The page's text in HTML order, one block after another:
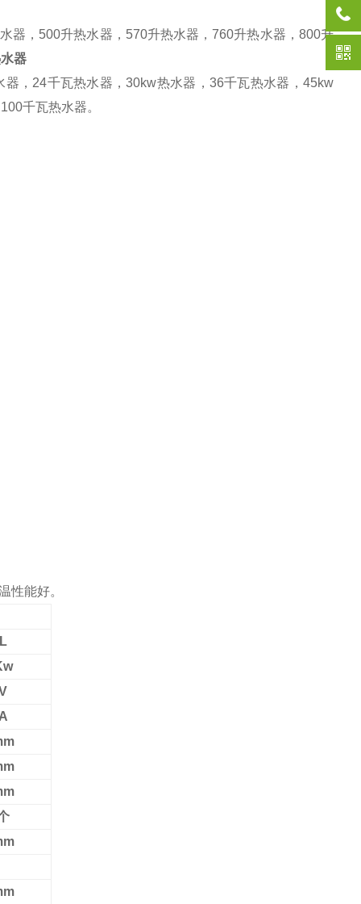
器，500升热水器，570升热水器，760升热水器，800升
器
，24千瓦热水器，30kw热水器，36千瓦热水器，45kw
千瓦热水器。
性能好。